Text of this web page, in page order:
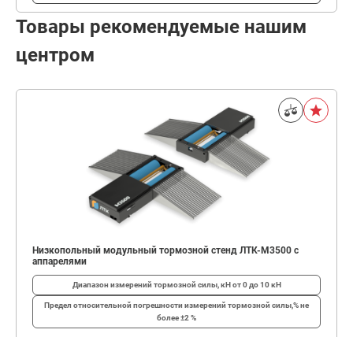
Товары рекомендуемые нашим
центром
Низкопольный модульный тормозной стенд ЛТК-М3500 с
аппарелями
Диапазон измерений тормозной силы, кНот 0 до 10 кН
Предел относительной погрешности измерений тормозной силы,%не
более ±2 %